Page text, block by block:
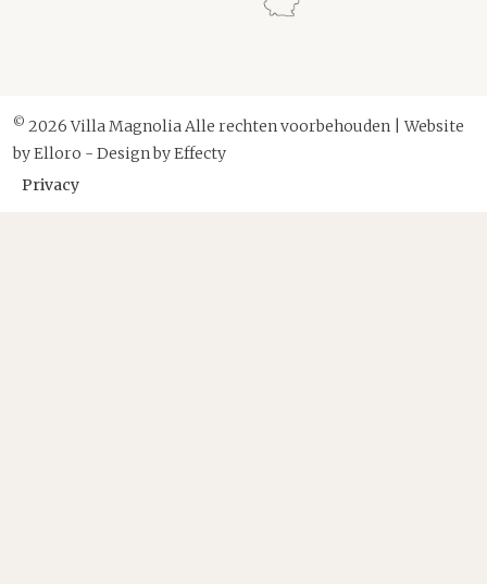
© 2026 Villa Magnolia Alle rechten voorbehouden | Website
byElloro - Design byEffecty
Privacy